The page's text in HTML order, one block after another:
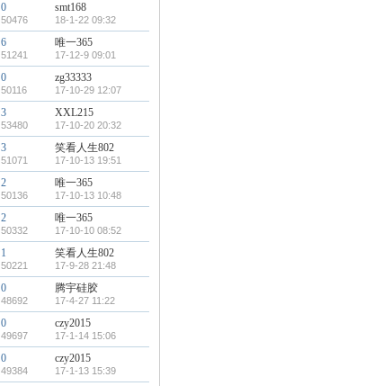
0
50476
smt168
18-1-22 09:32
6
51241
唯一365
17-12-9 09:01
0
50116
zg33333
17-10-29 12:07
3
53480
XXL215
17-10-20 20:32
3
51071
笑看人生802
17-10-13 19:51
2
50136
唯一365
17-10-13 10:48
2
50332
唯一365
17-10-10 08:52
1
50221
笑看人生802
17-9-28 21:48
0
48692
腾宇硅胶
17-4-27 11:22
0
49697
czy2015
17-1-14 15:06
0
49384
czy2015
17-1-13 15:39